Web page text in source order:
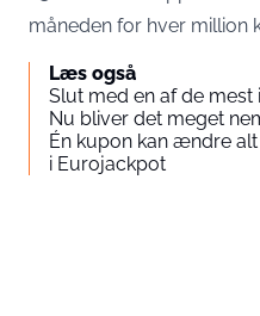
måneden for hver million
Læs også
Slut med en af de mest
Nu bliver det meget
Én kupon kan ændre
i Eurojackpot